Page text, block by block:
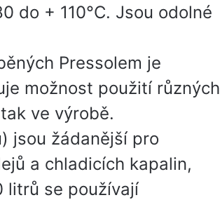
do + 110°C. Jsou odolné
Pressolem je
možnost použití různých
ve výrobě.
jsou žádanější pro
a chladicích kapalin,
litrů se používají